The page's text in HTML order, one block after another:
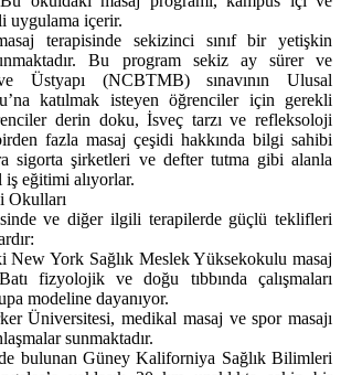
uygulama içerir.
terapisinde sekizinci sınıf bir yetişkin
Bu program sekiz ay sürer ve
Üstyapı (NCBTMB) sınavının Ulusal
katılmak isteyen öğrenciler için gerekli
derin doku, İsveç tarzı ve refleksoloji
fazla masaj çeşidi hakkında bilgi sahibi
sigorta şirketleri ve defter tutma gibi alanla
eğitimi alıyorlar.
Okulları
ve diğer ilgili terapilerde güçlü teklifleri
New York Sağlık Meslek Yüksekokulu masaj
fizyolojik ve doğu tıbbında çalışmaları
modeline dayanıyor.
Üniversitesi, medikal masaj ve spor masajı
sunmaktadır.
bulunan Güney Kaliforniya Sağlık Bilimleri